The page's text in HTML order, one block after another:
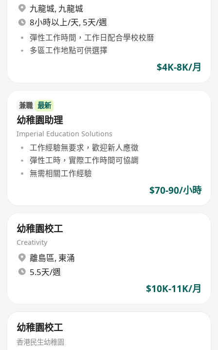
九龍城, 九龍城
8小時以上/天, 5天/週
彈性工作時間，工作日配合學校校曆
多區工作地點可供選擇
$4K-8K/月
兼職 最新
幼稚園助理
Imperial Education Solutions
工作經驗無要求，歡迎新人應徵
彈性工時，實際工作時間可協調
無需相關工作經驗
$70-90/小時
幼稚園校工
Creativity
離島區, 東涌
5.5天/週
$10K-11K/月
幼稚園校工
香港民生幼稚園